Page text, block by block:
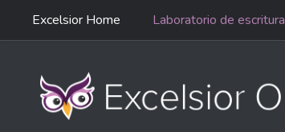
Ir al contenido
navegación
Excelsior Home Laboratorio de escritura